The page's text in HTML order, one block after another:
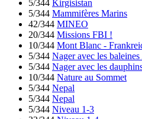
5/344 Kirgisistan
5/344 Mammifères Marins
42/344 MINEO
20/344 Missions FBI !
10/344 Mont Blanc -
5/344 Nager avec les
5/344 Nager avec les
10/344 Nature au Sommet
5/344 Nepal
5/344 Nepal
5/344 Niveau 1-3